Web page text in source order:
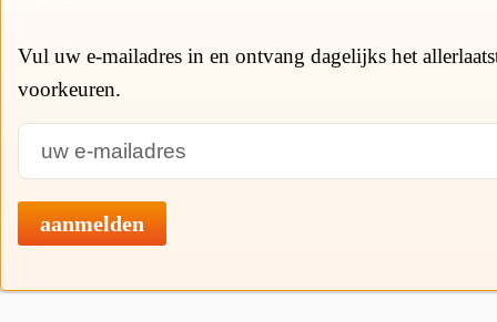
Vul uw e-mailadres in en ontvang dagelijks het
voorkeuren.
aanmelden